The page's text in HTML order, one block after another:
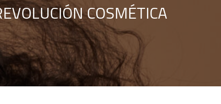
COSMÉTICA